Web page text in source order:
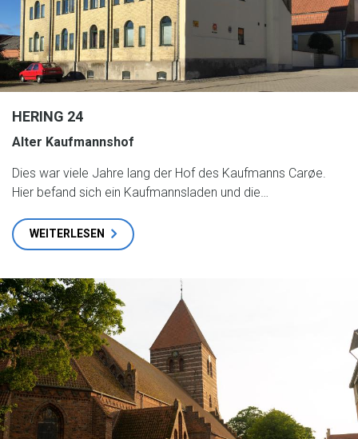
HERING 24
Alter Kaufmannshof
Dies war viele Jahre lang der Hof des Kaufmanns Carøe.
Hier befand sich ein Kaufmannsladen und die…
WEITERLESEN